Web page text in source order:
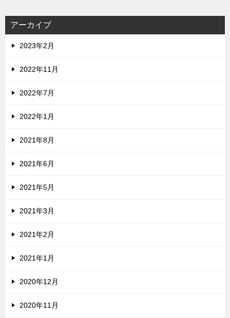
アーカイブ
2023年2月
2022年11月
2022年7月
2022年1月
2021年8月
2021年6月
2021年5月
2021年3月
2021年2月
2021年1月
2020年12月
2020年11月